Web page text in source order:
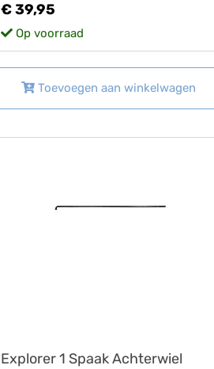
€ 39,95
Op voorraad
Toevoegen aan winkelwagen
Explorer 1 Spaak Achterwiel